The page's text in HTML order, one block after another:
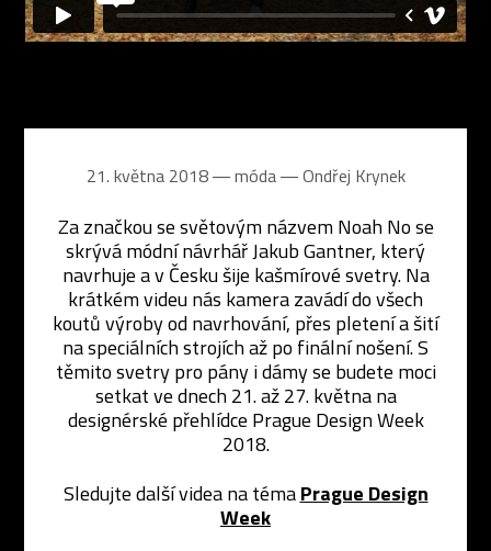
21. května 2018 ― móda ―Ondřej Krynek
Za značkou se světovým názvem Noah No se
skrývá módní návrhář Jakub Gantner, který
navrhuje a v Česku šije kašmírové svetry. Na
krátkém videu nás kamera zavádí do všech
koutů výroby od navrhování, přes pletení a šití
na speciálních strojích až po finální nošení. S
těmito svetry pro pány i dámy se budete moci
setkat ve dnech 21. až 27. května na
designérské přehlídce Prague Design Week
2018.
Sledujte další videa na témaPrague Design
Week